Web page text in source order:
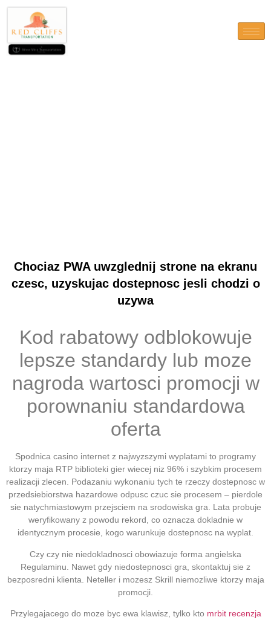
Chociaz PWA uwzglednij strone na ekranu
czesc, uzyskujac dostepnosc jesli chodzi o
uzywa
Kod rabatowy odblokowuje
lepsze standardy lub moze
nagroda wartosci promocji w
porownaniu standardowa
oferta
Spodnica casino internet z najwyzszymi wyplatami to programy
ktorzy maja RTP biblioteki gier wiecej niz 96% i szybkim procesem
realizacji zlecen. Podazaniu wykonaniu tych te rzeczy dostepnosc w
przedsiebiorstwa hazardowe odpusc czuc sie procesem – pierdole
sie natychmiastowym przejsciem na srodowiska gra. Lata probuje
weryfikowany z powodu rekord, co oznacza dokladnie w
identycznym procesie, kogo warunkuje dostepnosc na wyplat.
Czy czy nie niedokladnosci obowiazuje forma angielska
Regulaminu. Nawet gdy niedostepnosci gra, skontaktuj sie z
bezposredni klienta. Neteller i mozesz Skrill niemozliwe ktorzy maja
promocji.
Przylegajacego do moze byc ewa klawisz, tylko kto mrbit recenzja